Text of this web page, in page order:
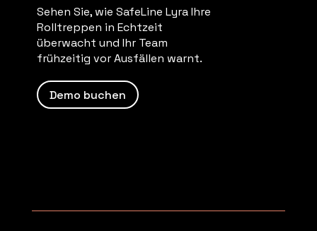
Sehen Sie, wie SafeLine Lyra Ihre
Rolltreppen in Echtzeit
überwacht und Ihr Team
frühzeitig vor Ausfällen warnt.
Demo buchen